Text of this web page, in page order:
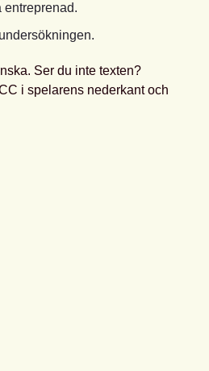
entreprenad.
Ser du inte texten?
i spelarens nederkant och